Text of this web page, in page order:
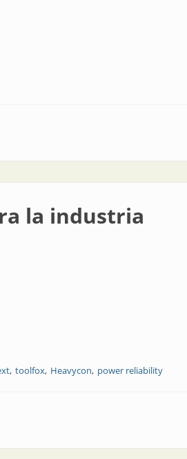
la industria
toolfox Heavycon power reliability